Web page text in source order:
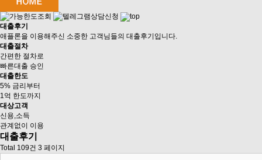
대출후기
애플론을 이용해주신 소중한 고객님들의 대출후기입니다.
대출절차
간편한 절차로
빠른대출 승인
대출한도
5% 금리부터
1억 한도까지
대상고객
신용,소득
관계없이 이용
대출후기
Total 109건 3 페이지